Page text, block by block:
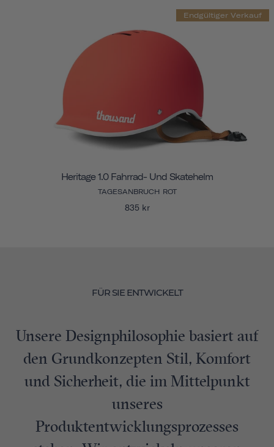
Endgültiger Verkauf
Heritage 1.0 Fahrrad- Und Skatehelm
TAGESANBRUCH ROT
835 kr
FÜR SIE ENTWICKELT
Unsere Designphilosophie basiert auf
den Grundkonzepten Stil, Komfort
und Sicherheit, die im Mittelpunkt
unseres
Produktentwicklungsprozesses